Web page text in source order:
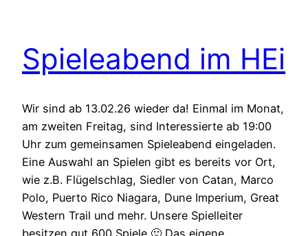
Spieleabend im HEi
Wir sind ab 13.02.26 wieder da! Einmal im Monat,
am zweiten Freitag, sind Interessierte ab 19:00
Uhr zum gemeinsamen Spieleabend eingeladen.
Eine Auswahl an Spielen gibt es bereits vor Ort,
wie z.B. Flügelschlag, Siedler von Catan, Marco
Polo, Puerto Rico Niagara, Dune Imperium, Great
Western Trail und mehr. Unsere Spielleiter